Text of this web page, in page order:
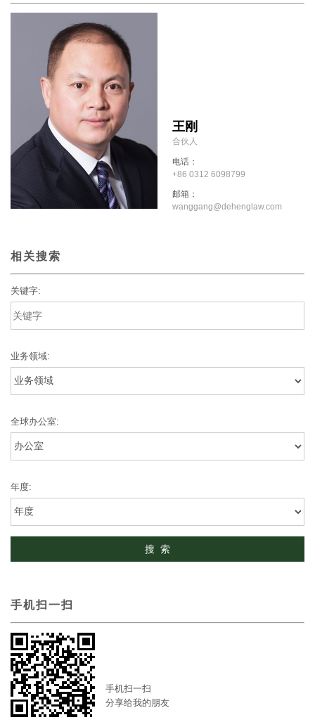
王刚
合伙人
电话：
+86 0312 6098799
邮箱：
wanggang@dehenglaw.com
相关搜索
关键字:
业务领域:
全球办公室:
年度:
手机扫一扫
手机扫一扫
分享给我的朋友